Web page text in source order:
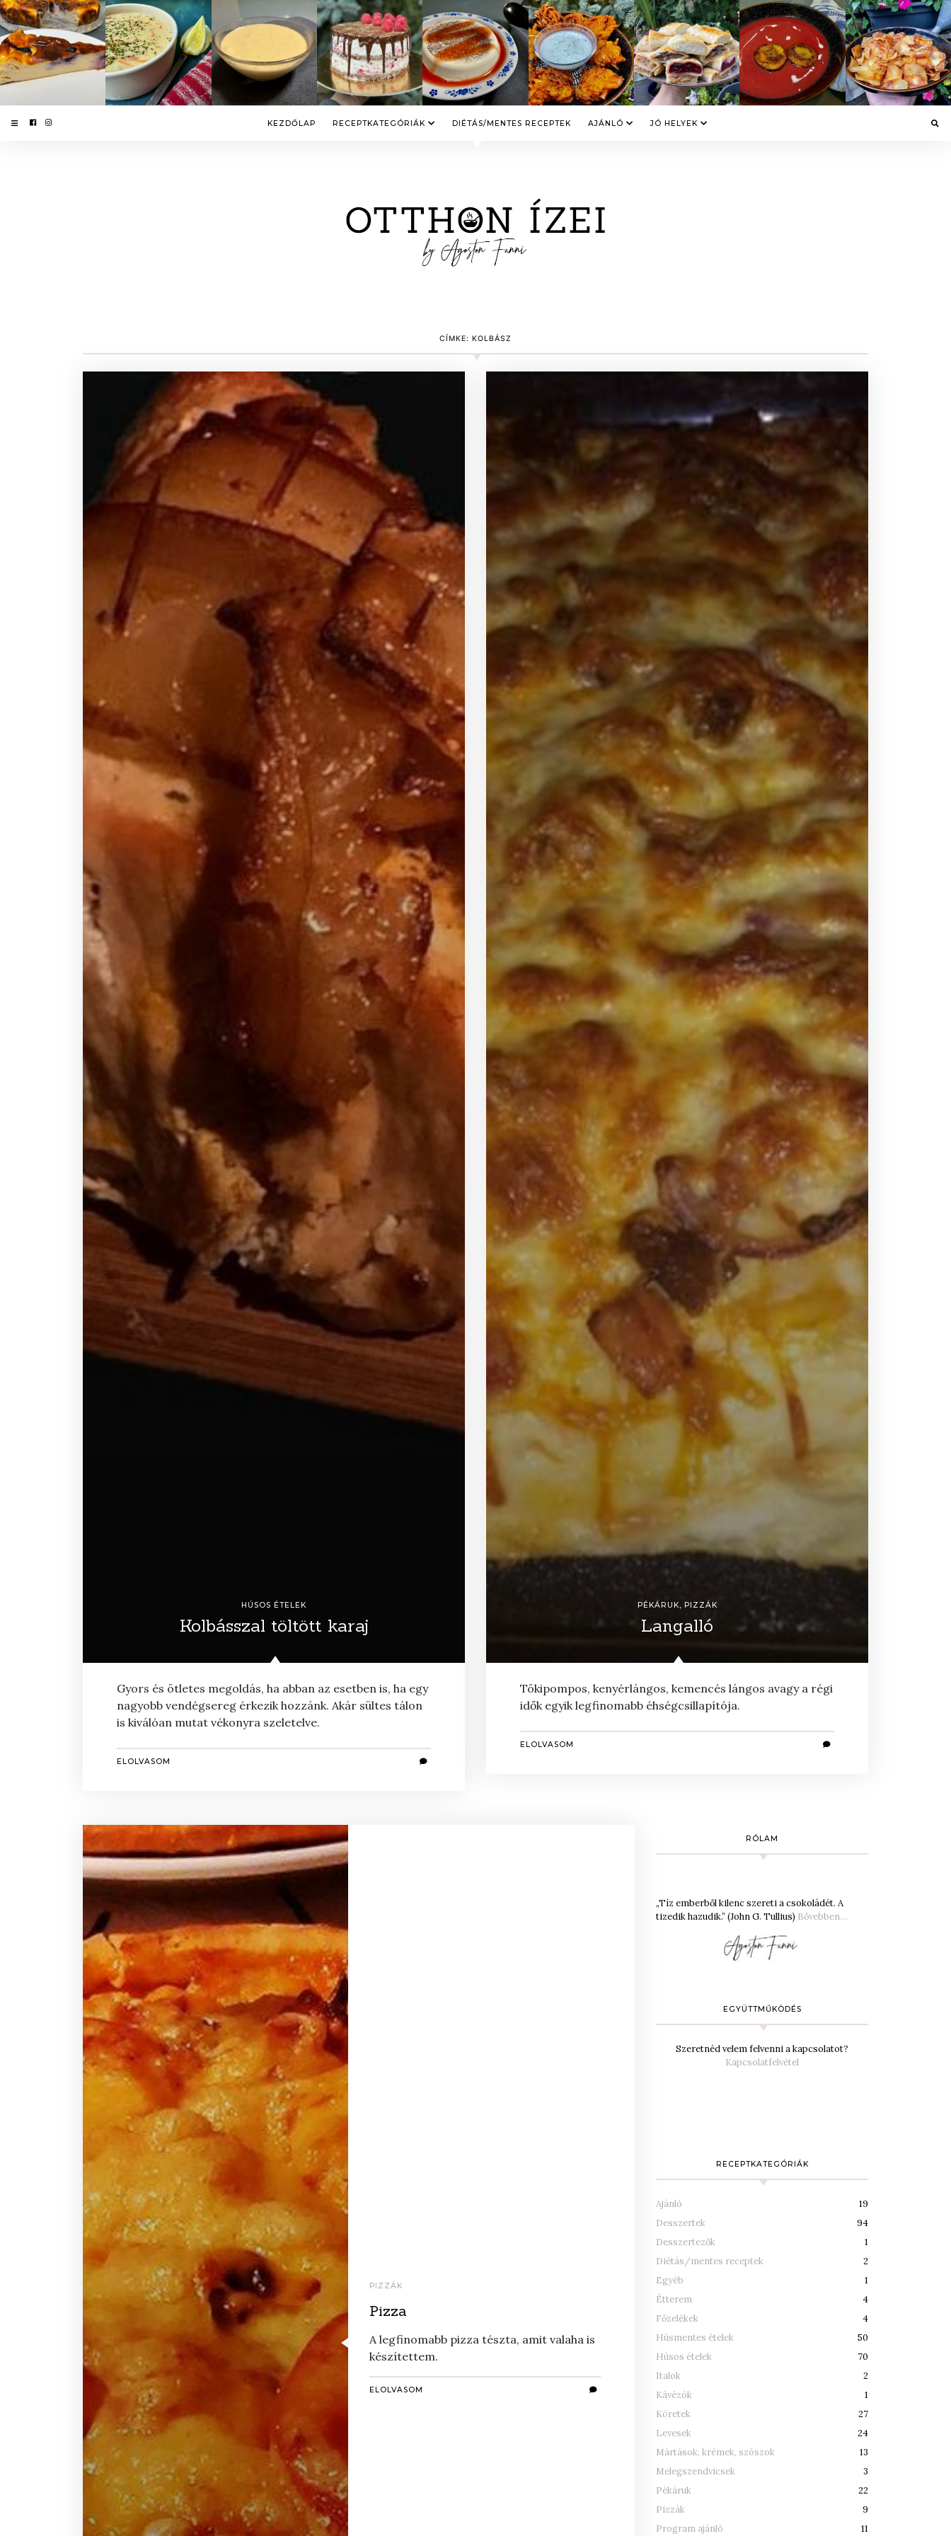
KEZDŐLAP RECEPTKATEGÓRIÁK DIÉTÁS/MENTES RECEPTEK AJÁNLÓ JÓ HELYEK
CÍMKE: KOLBÁSZ
HÚSOS ÉTELEK
Kolbásszal töltött karaj
Gyors és ötletes megoldás, ha abban az esetben is, ha egy
nagyobb vendégsereg érkezik hozzánk. Akár sültes tálon
is kiválóan mutat vékonyra szeletelve.
ELOLVASOM
PÉKÁRUK, PIZZÁK
Langalló
Tökipompos, kenyérlángos, kemencés lángos avagy a régi
idők egyik legfinomabb éhségcsillapítója.
ELOLVASOM
PIZZÁK
Pizza
A legfinomabb pizza tészta, amit valaha is
készítettem.
ELOLVASOM
RÓLAM
„Tíz emberből kilenc szereti a csokoládét. A
tizedik hazudik.” (John G. Tullius) Bővebben…
EGYÜTTMŰKÖDÉS
Szeretnéd velem felvenni a kapcsolatot?
Kapcsolatfelvétel
RECEPTKATEGÓRIÁK
Ajánló
19
Desszertek
94
Desszertezők
1
Diétás/mentes receptek
2
Egyéb
1
Étterem
4
Főzelékek
4
Húsmentes ételek
50
Húsos ételek
70
Italok
2
Kávézók
1
Köretek
27
Levesek
24
Mártások, krémek, szószok
13
Melegszendvicsek
3
Pékáruk
22
Pizzák
9
Program ajánló
11